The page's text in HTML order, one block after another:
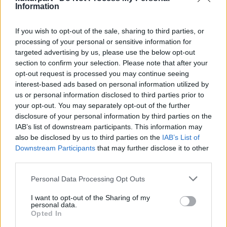
Information
If you wish to opt-out of the sale, sharing to third parties, or
processing of your personal or sensitive information for
targeted advertising by us, please use the below opt-out
section to confirm your selection. Please note that after your
opt-out request is processed you may continue seeing
interest-based ads based on personal information utilized by
us or personal information disclosed to third parties prior to
your opt-out. You may separately opt-out of the further
disclosure of your personal information by third parties on the
IAB’s list of downstream participants. This information may
also be disclosed by us to third parties on the IAB’s List of
Downstream Participants that may further disclose it to other
Please note that this website/app uses one or more Google
not limited to your visit or usage behaviour. You may click to
grant or deny consent to Google and its third-party tags to
use your data for below specified purposes in below Google
Personal Data Processing Opt Outs
I want to opt-out of the Sharing of my
personal data.
Opted In
történni, ez igazán érdekes. Dante is leírja,
jöttél ide, ha még élsz, amire azt válaszolja,
hogy mert szeretnék majd jól meghalni és
nem mindegy, hogy az milyen lélekkel
történik. Ebből a szempontból nagyon
tanulságos a mű.
„Kedves olvasó! Jöjjön velünk a Túlvilágra, és
nézze meg, mi vár önre. Nem lesz fenékig tejfel.”
Dante azt írja aVendégségcímű művében,
hogy: „A költői mű nem ültethető át a
harmóniája”.
Ebben teljesen igaza van, a költeményt nem
lehet lefordítani úgy, hogy ugyanolyan